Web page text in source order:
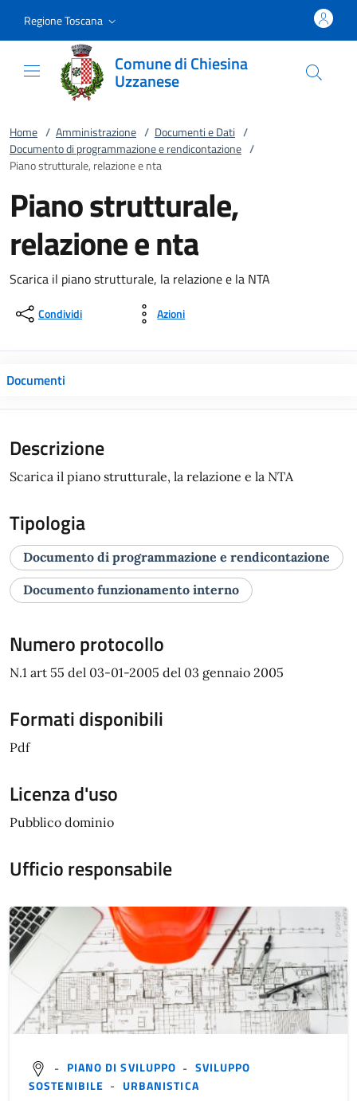
Regione Toscana
Comune di Chiesina
Uzzanese
Home / Amministrazione / Documenti e Dati /
Documento di programmazione e rendicontazione /
Piano strutturale, relazione e nta
Piano strutturale,
relazione e nta
Scarica il piano strutturale, la relazione e la NTA
Condividi Azioni
Documenti
Descrizione
Scarica il piano strutturale, la relazione e la NTA
Tipologia
Documento di programmazione e rendicontazione
Documento funzionamento interno
Numero protocollo
N.1 art 55 del 03-01-2005 del 03 gennaio 2005
Formati disponibili
Pdf
Licenza d'uso
Pubblico dominio
Ufficio responsabile
- PIANO DI SVILUPPO - SVILUPPO
SOSTENIBILE - URBANISTICA